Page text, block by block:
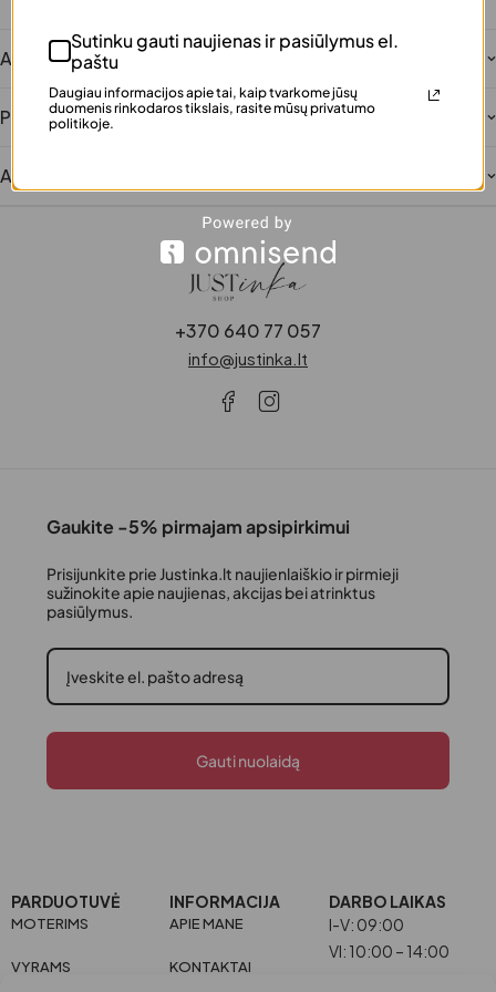
Aprašymas
Papildoma informacija
Atsiliepimai
+370 640 77 057
info@justinka.lt
Gaukite -5% pirmajam apsipirkimui
Prisijunkite prie Justinka.lt naujienlaiškio ir pirmieji
sužinokite apie naujienas, akcijas bei atrinktus
pasiūlymus.
Gauti nuolaidą
PARDUOTUVĖ
MOTERIMS
VYRAMS
INFORMACIJA
APIE MANE
KONTAKTAI
DARBO LAIKAS
I-V: 09:00
VI: 10:00 – 14:00
Sutinku gauti naujienas ir pasiūlymus el.
paštu
Daugiau informacijos apie tai, kaip tvarkome jūsų
duomenis rinkodaros tikslais, rasite mūsų privatumo
politikoje.